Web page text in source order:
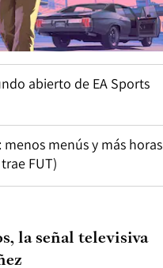
abierto de EA Sports
menos menús y más horas
FUT)
la señal televisiva